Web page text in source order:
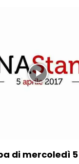
di mercoledì 5